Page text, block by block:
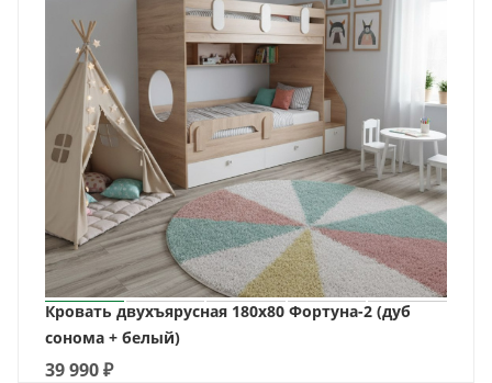
Кровать двухъярусная 180х80 Фортуна-2 (дуб
сонома + белый)
39 990₽